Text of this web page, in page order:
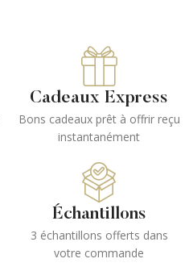
Cadeaux Express
Bons cadeaux prêt à offrir reçu
instantanément
Échantillons
3 échantillons offerts dans
votre commande